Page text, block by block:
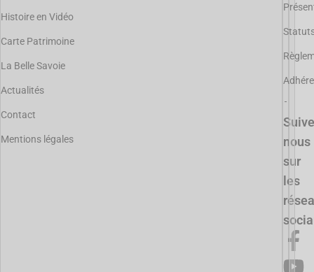
Histoire en Vidéo
Carte Patrimoine
La Belle Savoie
Actualités
Contact
Mentions légales
nous
sur
les